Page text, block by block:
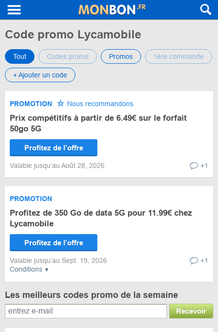
Code promo Lycamobile
Tout Codes promo Promos 1ère commande
+ Ajouter un code
PROMOTION Nous recommandons
Prix compétitifs à partir de 6.49€ sur le forfait
50go 5G
Profitez de l’offre
Valable jusqu’au Août 28, 2026 +1
Conditions
PROMOTION
Profitez de 350 Go de data 5G pour 11.99€ chez
Lycamobile
Profitez de l’offre
Valable jusqu’au Sept. 19, 2026 +1
Les meilleurs codes promo de la semaine
Recevoir